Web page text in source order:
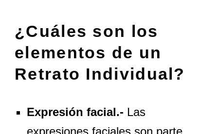
¿Cuáles son los
elementos de un
Retrato Individual?
Expresión facial.- Las
expresiones faciales son parte